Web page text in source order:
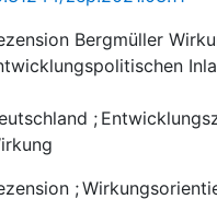
Bergmüller
;
;